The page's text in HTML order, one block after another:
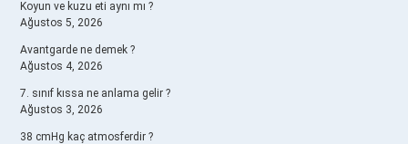
Koyun ve kuzu eti aynı mı ?
Ağustos 5, 2026
Avantgarde ne demek ?
Ağustos 4, 2026
7. sınıf kıssa ne anlama gelir ?
Ağustos 3, 2026
38 cmHg kaç atmosferdir ?